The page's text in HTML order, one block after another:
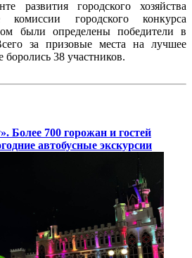
развития городского хозяйства
комиссии городского конкурса
были определены победители в
за призовые места на лучшее
38 участников.
Более 700 горожан и гостей
автобусные экскурсии